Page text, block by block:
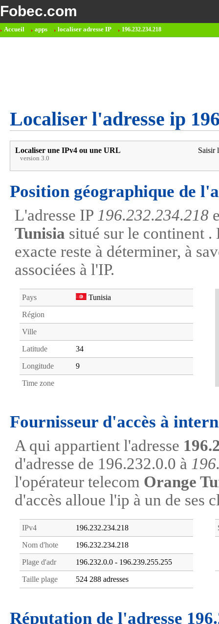
Fobec.com
Accueil apps localiser adresse IP 196.232.234.218
Localiser l'adresse ip
Localiser une IPv4 ou une URL
version 3.0
Saisir
Position géographique de
L'adresse IP 196.232.234.218
Tunisia situé sur le continent
exacte reste à déterminer, à
associées à l'IP.
Pays Tunisia
Région
Ville
Latitude 34
Longitude 9
Time zone
Fournisseur d'accès à
A qui appartient l'adresse
d'adresse de 196.232.0.0 à
l'opérateur telecom Orange
d'accès alloue l'ip à un de ses
IPv4 196.232.234.218
Nom d'hote 196.232.234.218
Plage d'adr 196.232.0.0 - 196.239.255.255
Taille plage 524 288 adresses
Réputation de l'adresse